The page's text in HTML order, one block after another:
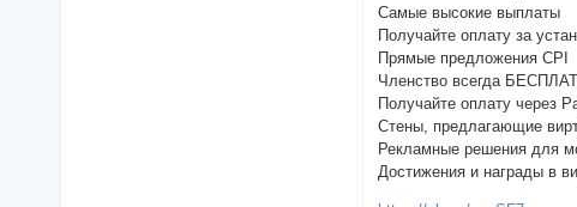
Самые высокие выплаты
Получайте оплату за
Прямые предложения CPI
Членство всегда
Получайте оплату через
Стены, предлагающие
Рекламные решения для
Достижения и награды в